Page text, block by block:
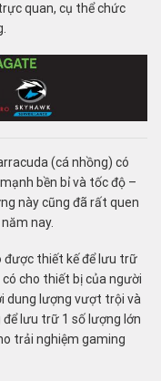
quan, cụ thể chức
(cá nhồng) có
bền bỉ và tốc độ –
này cũng đã rất quen
nay.
được thiết kế để lưu trữ
cho thiết bị của người
dung lượng vượt trội và
lưu trữ 1 số lượng lớn
trải nghiệm gaming